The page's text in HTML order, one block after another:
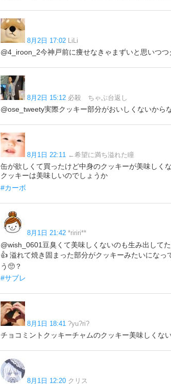
8月2日 17:02 LiLi
@4_iroon_2今神戸前に痩せなきゃまずいと思いつ
8月2日 15:12 必殺 ちゃぶ台返し
@ose_tweety実際クッキー部分がおいしくないから
8月1日 22:11 ←希望に満ち溢れた瞳
缶が欲しくて買ったけど中身のクッキーが美味しく
クッキーは美味しいのでしょうか
#カーボ
8月1日 21:42 *ririri**
@wish_0601豆臭くて美味しくないのも生み出して
👍 溢れて焼き固まった部分がクッキーみたいにな
う🥺？
#サブレ
8月1日 18:41 ?yu?ri?
チョコミントクッキーチャムのクッキー美味しくな
8月1日 12:20 クリス